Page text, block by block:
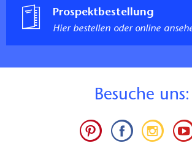
Prospektbestellung
Hier bestellen oder online
Besuche uns: